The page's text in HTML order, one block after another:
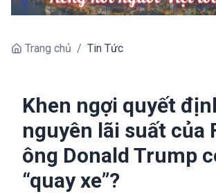
Trang chủ / Tin Tức
Khen ngợi quyết
nguyên lãi suất của
ông Donald Trump
“quay xe”?